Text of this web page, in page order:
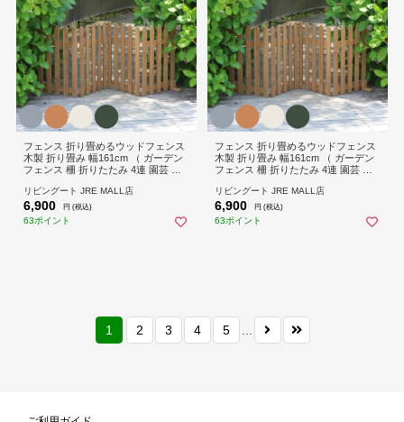
フェンス 折り畳めるウッドフェンス
木製 折り畳み 幅161cm （ ガーデン
フェンス 柵 折りたたみ 4連 園芸 エ
壇 庭 ベランダ バルコニー ガーデニ
ング 木製ガーデンフェンス 蝶番 イ
ンテリア ） 【ホワイト】
リビングート JRE MALL店
6,900 円 (税込)
63ポイント
フェンス 折り畳めるウッドフェンス
木製 折り畳み 幅161cm （ ガーデン
フェンス 柵 折りたたみ 4連 園芸 エ
壇 庭 ベランダ バルコニー ガーデニ
ング 木製ガーデンフェンス 蝶番 イ
ンテリア ） 【ダークグリーン】
リビングート JRE MALL店
6,900 円 (税込)
63ポイント
1 2 3 4 5 ...